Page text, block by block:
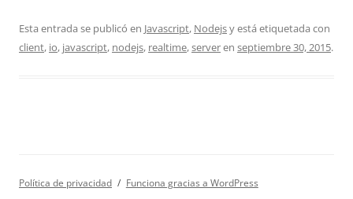
Esta entrada se publicó en Javascript, Nodejsy está etiquetada con
client, io, javascript, nodejs, realtime,serveren septiembre 30, 2015.
Política de privacidad Funciona gracias a WordPress